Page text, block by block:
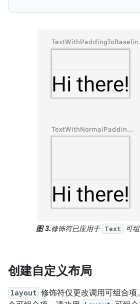
图 3.修饰符已应用于 Text 可
创建自定义布局
layout 修饰符仅更改调用可组合项